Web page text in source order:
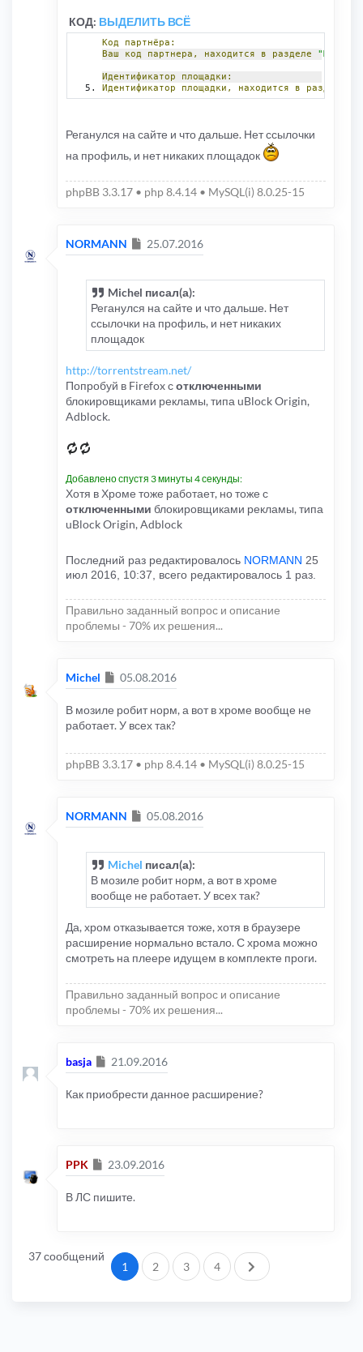
КОД: ВЫДЕЛИТЬ ВСЁ
Код
партнёра:
Ваш
код партнера, находится в разделе "Мой
Идентификатор
площадки:
Идентификатор
площадки, находится в разделе
Реганулся на сайте и что дальше. Нет ссылочки
на профиль, и нет никаких площадок
phpBB 3.3.17 • php 8.4.14 • MySQL(i) 8.0.25-15
NORMANN Сообщение
25.07.2016
Michel писал(а):
Реганулся на сайте и что дальше. Нет
ссылочки на профиль, и нет никаких
площадок
http://torrentstream.net/
Попробуй в Firefox сотключенными
блокировщиками рекламы, типа uBlock Origin,
Adblock.
Добавлено спустя 3 минуты 4 секунды:
Хотя в Хроме тоже работает, но тоже с
отключенными блокировщиками рекламы, типа
uBlock Origin, Adblock
Последний раз редактировалось NORMANN 25
июл 2016, 10:37, всего редактировалось 1 раз.
Правильно заданный вопрос и описание
проблемы - 70% их решения...
Michel Сообщение
05.08.2016
В мозиле робит норм, а вот в хроме вообще не
работает. У всех так?
phpBB 3.3.17 • php 8.4.14 • MySQL(i) 8.0.25-15
NORMANN Сообщение
05.08.2016
Michel писал(а):
В мозиле робит норм, а вот в хроме
вообще не работает. У всех так?
Да, хром отказывается тоже, хотя в браузере
расширение нормально встало. С хрома можно
смотреть на плеере идущем в комплекте проги.
Правильно заданный вопрос и описание
проблемы - 70% их решения...
basja Сообщение
21.09.2016
Как приобрести данное расширение?
PPK Сообщение
23.09.2016
В ЛС пишите.
37 сообщений
1 2 3 4 След.